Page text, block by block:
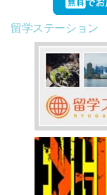
留学ステーション